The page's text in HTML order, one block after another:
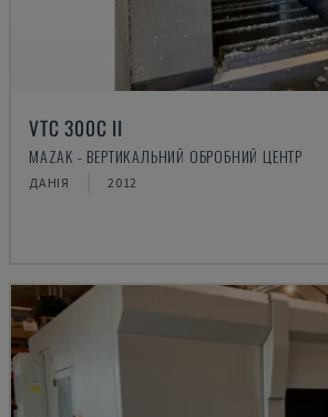
VTC 300C II
MAZAK - ВЕРТИКАЛЬНИЙ ОБРОБНИЙ ЦЕНТР
ДАНІЯ 2012